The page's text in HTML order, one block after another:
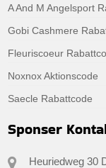
A And M Angelsport
Gobi Cashmere
Fleuriscoeur
Noxnox Aktionscode
Saecle Rabattcode
Sponser
Heuriedweg 30